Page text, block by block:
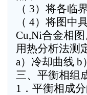
（ 3）将各
（ 4）将图中
Cu,Ni合金相图
用热分析法测
a）冷却曲线 b
三、平衡相组
1．平衡相成